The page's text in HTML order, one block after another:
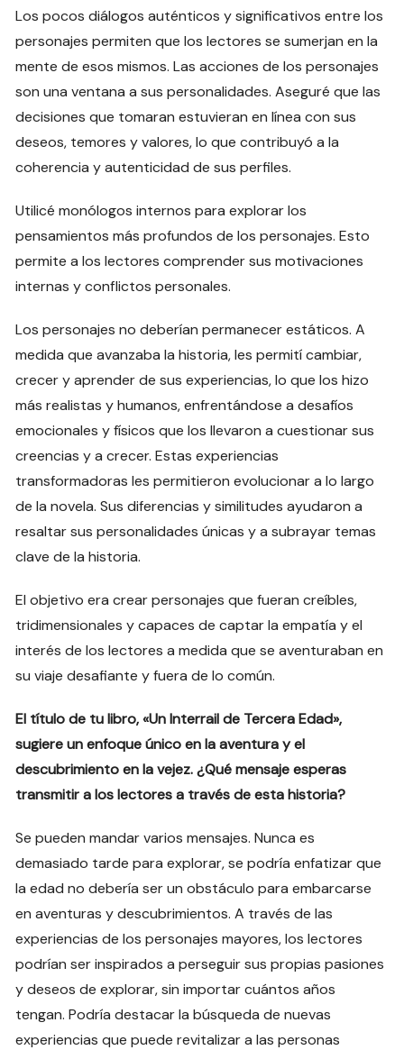
Los pocos diálogos auténticos y significativos entre los
personajes permiten que los lectores se sumerjan en la
mente de esos mismos. Las acciones de los personajes
son una ventana a sus personalidades. Aseguré que las
decisiones que tomaran estuvieran en línea con sus
deseos, temores y valores, lo que contribuyó a la
coherencia y autenticidad de sus perfiles.
Utilicé monólogos internos para explorar los
pensamientos más profundos de los personajes. Esto
permite a los lectores comprender sus motivaciones
internas y conflictos personales.
Los personajes no deberían permanecer estáticos. A
medida que avanzaba la historia, les permití cambiar,
crecer y aprender de sus experiencias, lo que los hizo
más realistas y humanos, enfrentándose a desafíos
emocionales y físicos que los llevaron a cuestionar sus
creencias y a crecer. Estas experiencias
transformadoras les permitieron evolucionar a lo largo
de la novela. Sus diferencias y similitudes ayudaron a
resaltar sus personalidades únicas y a subrayar temas
clave de la historia.
El objetivo era crear personajes que fueran creíbles,
tridimensionales y capaces de captar la empatía y el
interés de los lectores a medida que se aventuraban en
su viaje desafiante y fuera de lo común.
El título de tu libro, «Un Interrail de Tercera Edad»,
sugiere un enfoque único en la aventura y el
descubrimiento en la vejez. ¿Qué mensaje esperas
transmitir a los lectores a través de esta historia?
Se pueden mandar varios mensajes. Nunca es
demasiado tarde para explorar, se podría enfatizar que
la edad no debería ser un obstáculo para embarcarse
en aventuras y descubrimientos. A través de las
experiencias de los personajes mayores, los lectores
podrían ser inspirados a perseguir sus propias pasiones
y deseos de explorar, sin importar cuántos años
tengan. Podría destacar la búsqueda de nuevas
experiencias que puede revitalizar a las personas